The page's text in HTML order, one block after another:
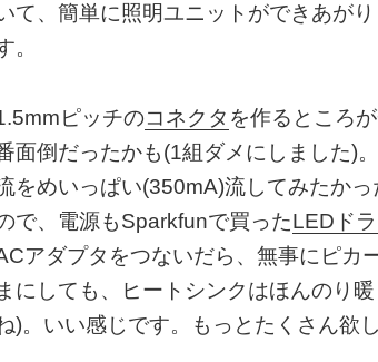
て、簡単に照明ユニットができあがり
。
ピッチのコネクタ を作るところ
面倒だったかも(1組ダメにしました)
をめいっぱい(350mA)流してみたかっ
で、電源もSparkfunで買ったLEDド
アダプタをつないだら、無事にピカ
まにしても、ヒートシンクはほんのり
)。いい感じです。もっとたくさん欲